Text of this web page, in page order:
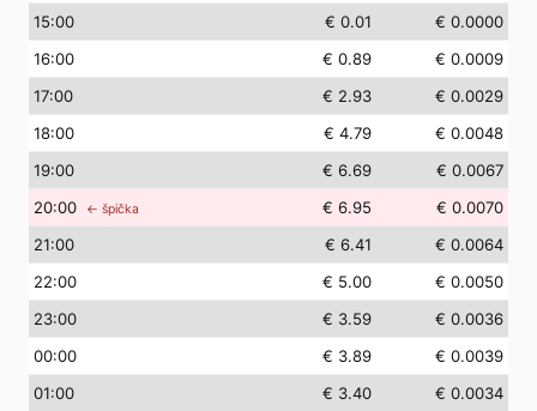
15:00 € 0.01
€ 0.0000
16:00 € 0.89
€ 0.0009
17:00 € 2.93
€ 0.0029
18:00 € 4.79
€ 0.0048
19:00 € 6.69
€ 0.0067
20:00 ← špička € 6.95
€ 0.0070
21:00 € 6.41
€ 0.0064
22:00 € 5.00
€ 0.0050
23:00 € 3.59
€ 0.0036
00:00 € 3.89
€ 0.0039
01:00 € 3.40 € 0.0034